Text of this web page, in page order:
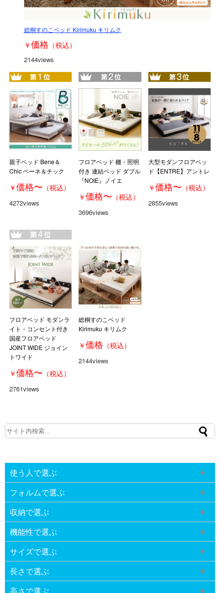
総桐すのこベッド Kirimuku キリムク
￥価格 （税込）
2144views
親子ベッド Bene＆
Chic ベーネ＆チック
￥価格〜 （税込）
4272views
フロアベッド 棚・照明
付き 連結ベッド ダブル
『NOIE』ノイエ
￥価格〜 （税込）
3696views
大型モダンフロアベッ
ド【ENTRE】アントレ
￥価格〜 （税込）
2855views
フロアベッド モダンラ
イト・コンセント付き
国産フロアベッド
JOINT WIDE ジョイン
トワイド
￥価格〜 （税込）
2761views
総桐すのこベッド
Kirimuku キリムク
￥価格 （税込）
2144views
使う人で選ぶ
フォルムで選ぶ
収納で選ぶ
機能性で選ぶ
サイズで選ぶ
長さで選ぶ